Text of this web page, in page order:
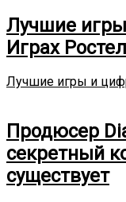
Лучшие
Играх
Лучшие игры и
Продюсер
секретный
существует